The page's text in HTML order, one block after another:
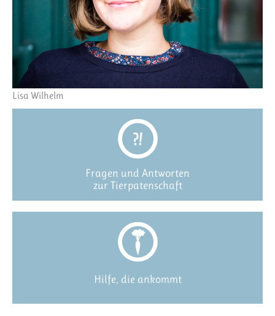
Lisa Wilhelm
Fragen und Antworten
zur Tierpatenschaft
Hilfe, die ankommt